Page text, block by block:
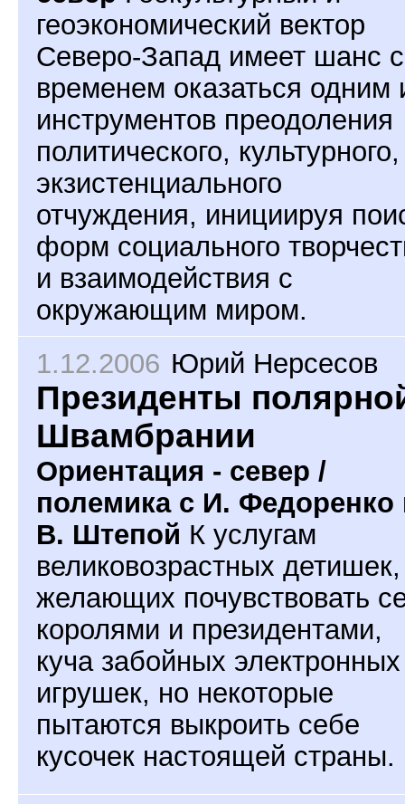
геоэкономический вектор
Северо-Запад имеет шанс
временем оказаться одним
инструментов преодоления
политического, культурного,
экзистенциального
отчуждения, инициируя
форм социального
и взаимодействия с
окружающим миром.
1.12.2006 Юрий Нерсесов
Президенты
Швамбрании
Ориентация - север /
полемика с И. Федоренко
В. Штепой К услугам
великовозрастных детишек,
желающих почувствовать
королями и президентами,
куча забойных электронных
игрушек, но некоторые
пытаются выкроить себе
кусочек настоящей страны.